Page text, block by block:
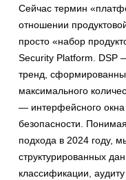
Сейчас термин
отношении
просто «набор
Security Platform. DSP
тренд,
максимального
— интерфейсного
безопасности.
подхода в 2024 году,
структурированных
классификации,